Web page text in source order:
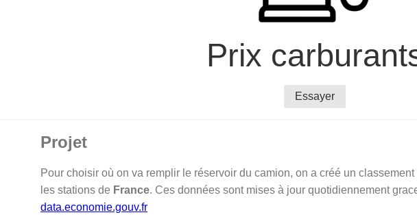
Prix
Essayer
Projet
Pour choisir où on va remplir le réservoir du camion, on a créé un
les stations de France. Ces données sont mises à jour quotidiennement
data.economie.gouv.fr